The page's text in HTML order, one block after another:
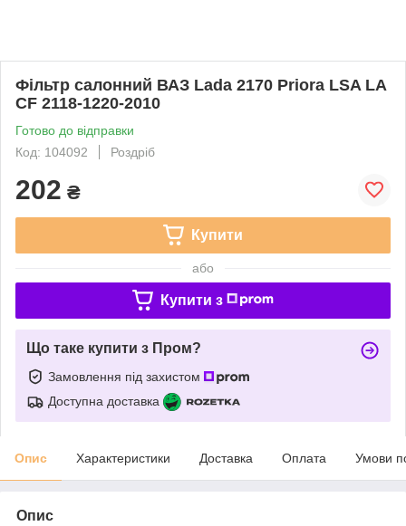
Фільтр салонний ВАЗ Lada 2170 Priora LSA LA
CF 2118-1220-2010
Готово до відправки
Код: 104092
Роздріб
202 ₴
Купити
або
Купити з
Що таке купити з Пром?
Замовлення під захистом
Доступна доставка
Опис Характеристики Доставка Оплата Умови
Опис